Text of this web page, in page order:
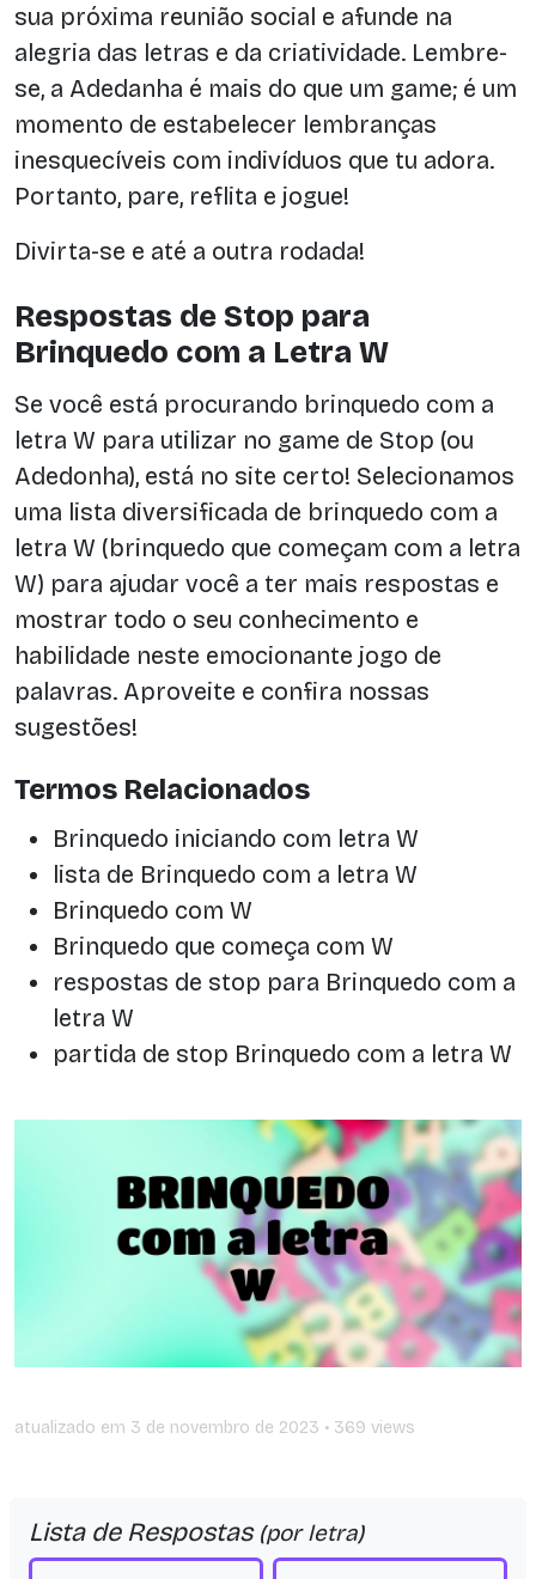
sua próxima reunião social e afunde na
alegria das letras e da criatividade. Lembre-
se, a Adedanha é mais do que um game; é um
momento de estabelecer lembranças
inesquecíveis com indivíduos que tu adora.
Portanto, pare, reflita e jogue!
Divirta-se e até a outra rodada!
Respostas de Stop para
Brinquedo com a Letra W
Se você está procurando brinquedo com a
letra W para utilizar no game de Stop (ou
Adedonha), está no site certo! Selecionamos
uma lista diversificada de brinquedo com a
letra W (brinquedo que começam com a letra
W) para ajudar você a ter mais respostas e
mostrar todo o seu conhecimento e
habilidade neste emocionante jogo de
palavras. Aproveite e confira nossas
sugestões!
Termos Relacionados
Brinquedo iniciando com letra W
lista de Brinquedo com a letra W
Brinquedo com W
Brinquedo que começa com W
respostas de stop para Brinquedo com a
letra W
partida de stop Brinquedo com a letra W
atualizado em 3 de novembro de 2023 • 369 views
Lista de Respostas (por letra)